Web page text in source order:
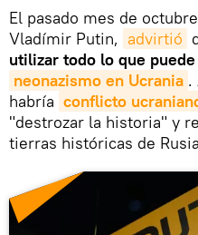
El pasado mes de
Vladímir Putin, advirtió
utilizar todo lo que
neonazismo en Ucrania .
habría conflicto
"destrozar la historia" y
tierras históricas de